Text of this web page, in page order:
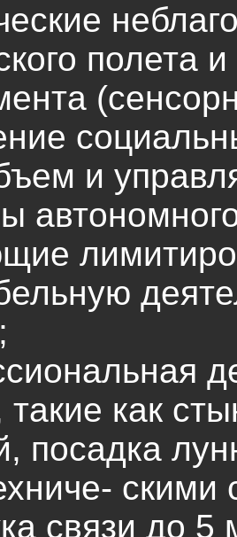
полета
и
как
посадка
скими
связи до 5